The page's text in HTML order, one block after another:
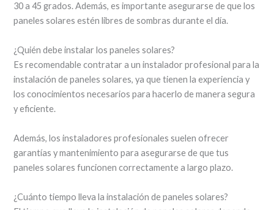
30 a 45 grados. Además, es importante asegurarse de que los
paneles solares estén libres de sombras durante el día.
¿Quién debe instalar los paneles solares?
Es recomendable contratar a un instalador profesional para la
instalación de paneles solares, ya que tienen la experiencia y
los conocimientos necesarios para hacerlo de manera segura
y eficiente.
Además, los instaladores profesionales suelen ofrecer
garantías y mantenimiento para asegurarse de que tus
paneles solares funcionen correctamente a largo plazo.
¿Cuánto tiempo lleva la instalación de paneles solares?